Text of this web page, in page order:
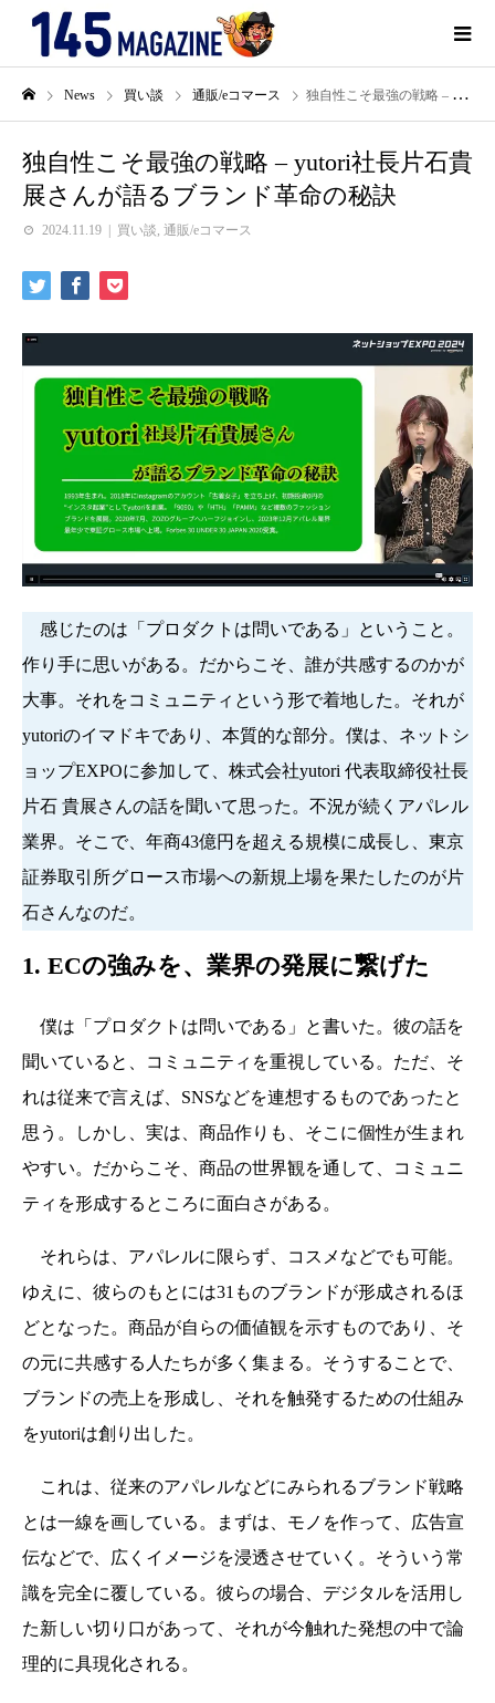
News 買い談 通販/eコマース 独自性こそ最強の戦略 – yutori社長片石貴展さんが語るブランド革命の秘訣
独自性こそ最強の戦略 – yutori社長片石貴
展さんが語るブランド革命の秘訣
2024.11.19 買い談 通販/eコマース
感じたのは「プロダクトは問いである」ということ。
作り手に思いがある。だからこそ、誰が共感するのかが
大事。それをコミュニティという形で着地した。それが
yutoriのイマドキであり、本質的な部分。僕は、ネットシ
ョップEXPOに参加して、株式会社yutori 代表取締役社長
片石 貴展さんの話を聞いて思った。不況が続くアパレル
業界。そこで、年商43億円を超える規模に成長し、東京
証券取引所グロース市場への新規上場を果たしたのが片
石さんなのだ。
1. ECの強みを、業界の発展に繋げた
僕は「プロダクトは問いである」と書いた。彼の話を
聞いていると、コミュニティを重視している。ただ、そ
れは従来で言えば、SNSなどを連想するものであったと
思う。しかし、実は、商品作りも、そこに個性が生まれ
やすい。だからこそ、商品の世界観を通して、コミュニ
ティを形成するところに面白さがある。
それらは、アパレルに限らず、コスメなどでも可能。
ゆえに、彼らのもとには31ものブランドが形成されるほ
どとなった。商品が自らの価値観を示すものであり、そ
の元に共感する人たちが多く集まる。そうすることで、
ブランドの売上を形成し、それを触発するための仕組み
をyutoriは創り出した。
これは、従来のアパレルなどにみられるブランド戦略
とは一線を画している。まずは、モノを作って、広告宣
伝などで、広くイメージを浸透させていく。そういう常
識を完全に覆している。彼らの場合、デジタルを活用し
た新しい切り口があって、それが今触れた発想の中で論
理的に具現化される。